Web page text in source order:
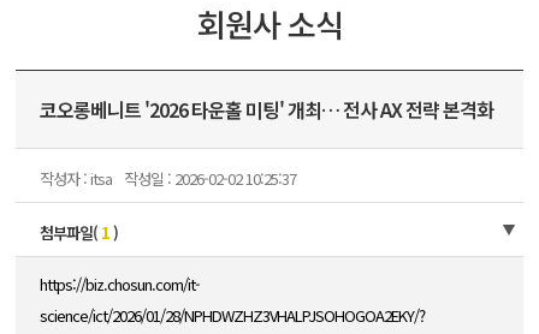
회원사 소식
코오롱베니트 '2026 타운홀 미팅' 개최… 전사 AX 전략 본격화
작성자 : itsa 작성일 : 2026-02-02 10:25:37
첨부파일( 1 )
https://biz.chosun.com/it-
science/ict/2026/01/28/NPHDWZHZ3VHALPJSOHOGOA2EKY/?